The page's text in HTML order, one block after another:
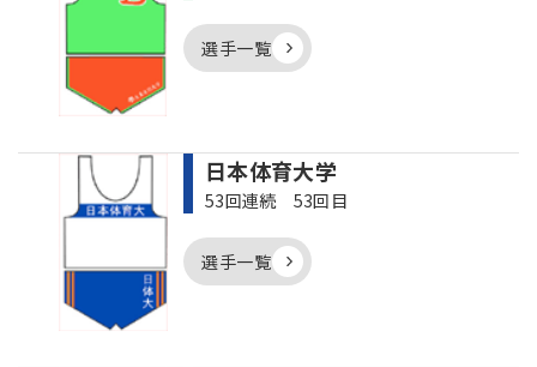
選手一覧
日本体育大学
53回連続 53回目
選手一覧